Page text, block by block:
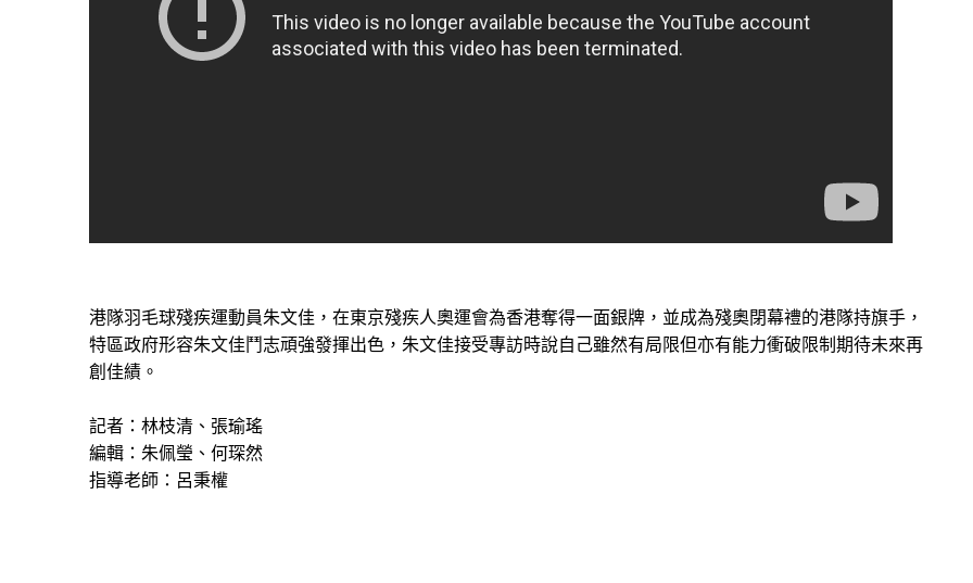
港隊羽毛球殘疾運動員朱文佳，在東京殘疾人奧運會為香港奪得一面銀牌，並成為殘奧閉幕禮的港隊持旗手，
特區政府形容朱文佳鬥志頑強發揮出色，朱文佳接受專訪時說自己雖然有局限但亦有能力衝破限制期待未來再
創佳績。
記者：林枝清、張瑜瑤
編輯：朱佩瑩、何琛然
指導老師：呂秉權